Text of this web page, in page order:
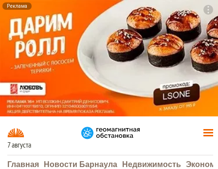
Реклама
7 августа
Главная Новости Барнаула Недвижимость